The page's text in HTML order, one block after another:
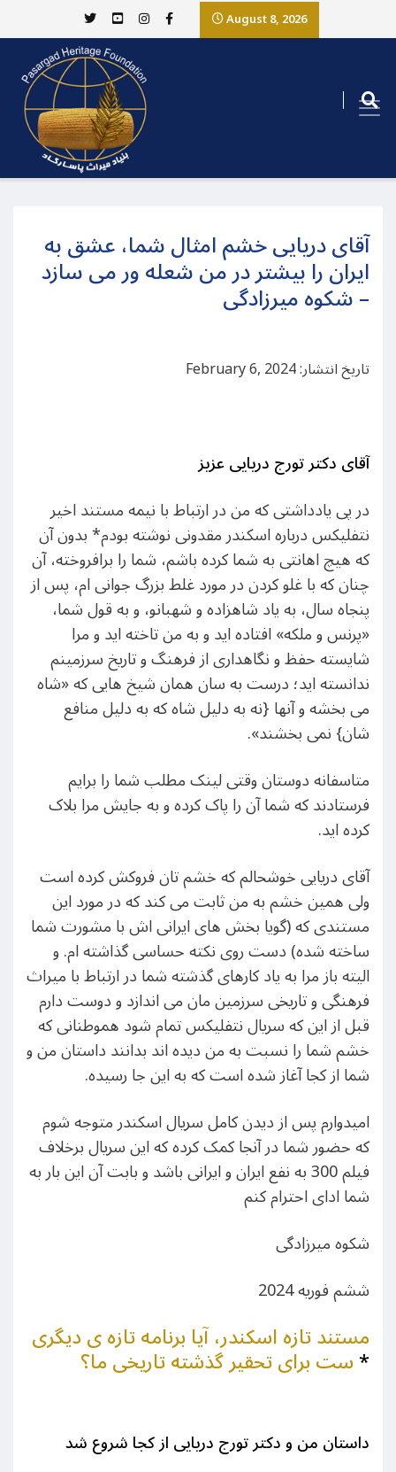
August 8, 2026
آقای دریایی خشم امثال شما، عشق به
ایران را بیشتر در من شعله ور می سازد
– شکوه میرزادگی
تاریخ انتشار: February 6, 2024
آقای دکتر تورج دریایی عزیز
در پی یادداشتی که من در ارتباط با نیمه مستند اخیر
نتفلیکس درباره اسکندر مقدونی نوشته بودم* بدون آن
که هیچ اهانتی به شما کرده باشم، شما را برافروخته، آن
چنان که با غلو کردن در مورد غلط بزرگ جوانی ام، پس از
پنجاه سال، به یاد شاهزاده و شهبانو، و به قول شما،
«پرنس و ملکه» افتاده اید و به من تاخته اید و مرا
شایسته حفظ و نگاهداری از فرهنگ و تاریخ سرزمینم
ندانسته اید؛ درست به سان همان شیخ هایی که «شاه
می بخشه و آنها {نه به دلیل شاه که به دلیل منافع
شان} نمی بخشند».
متاسفانه دوستان وقتی لینک مطلب شما را برایم
فرستادند که شما آن را پاک کرده و به جایش مرا بلاک
کرده اید.
آقای دریایی خوشحالم که خشم تان فروکش کرده است
ولی همین خشم به من ثابت می کند که در مورد این
مستندی که (گویا بخش های ایرانی اش با مشورت شما
ساخته شده) دست روی نکته حساسی گذاشته ام. و
الیته باز مرا به یاد کارهای گذشته شما در ارتباط با میراث
فرهنگی و تاریخی سرزمین مان می اندازد و دوست دارم
قبل از این که سریال نتفلیکس تمام شود هموطنانی که
خشم شما را نسبت به من دیده اند بدانند داستان من و
شما از کجا آغاز شده است که به این جا رسیده.
امیدوارم پس از دیدن کامل سریال اسکندر متوجه شوم
که حضور شما در آنجا کمک کرده که این سریال برخلاف
فیلم 300 به نفع ایران و ایرانی باشد و بابت آن این بار به
شما ادای احترام کنم
شکوه میرزادگی
ششم فوریه 2024
مستند تازه اسکندر، آیا برنامه تازه ی دیگری
*
داستان من و دکتر تورج دریایی از کجا شروع شد